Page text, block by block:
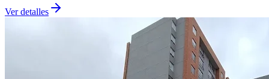
Ver detalles